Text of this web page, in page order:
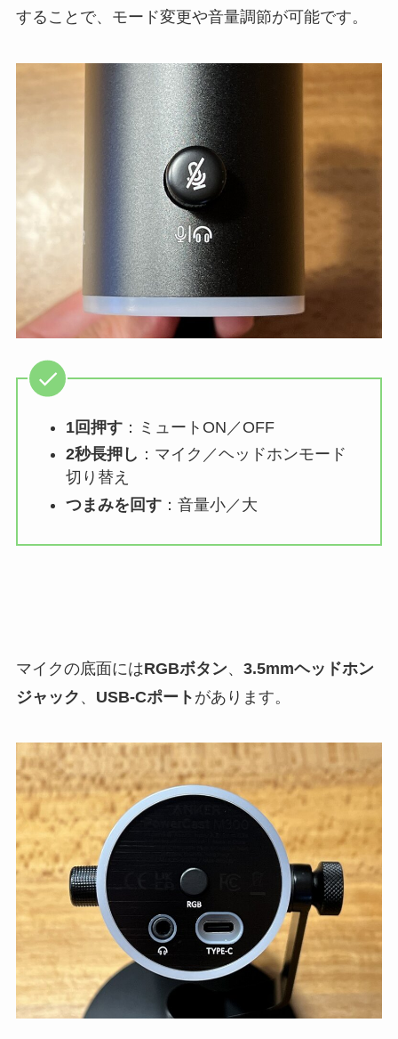
することで、モード変更や音量調節が可能です。
1回押す：ミュートON／OFF
2秒長押し ：マイク／ヘッドホンモード
切り替え
つまみを回す：音量小／大
マイクの底面にはRGBボタン、 3.5mmヘッドホン
ジャック 、 USB-Cポート があります。